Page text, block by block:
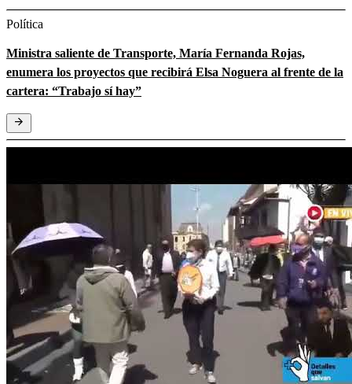
Política
Ministra saliente de Transporte, María Fernanda Rojas,
enumera los proyectos que recibirá Elsa Noguera al frente de la
cartera: “Trabajo sí hay”